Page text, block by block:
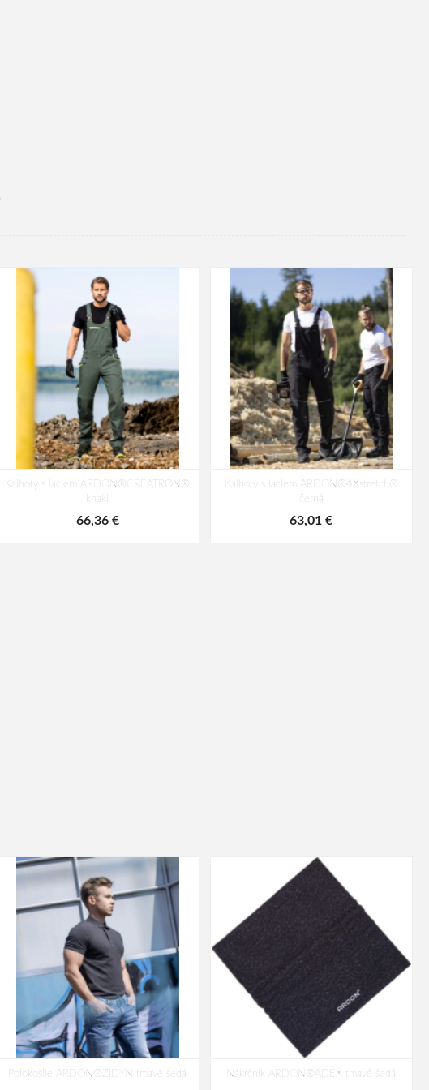
Kalhoty s laclem ARDON®CREATRON®
khaki
66,36 €
Kalhoty s laclem ARDON®4Xstretch®
černá
63,01 €
Polokošile ARDON®ZIDYN tmavě šedá Nákrčník ARDON®ADEX tmavě šedá